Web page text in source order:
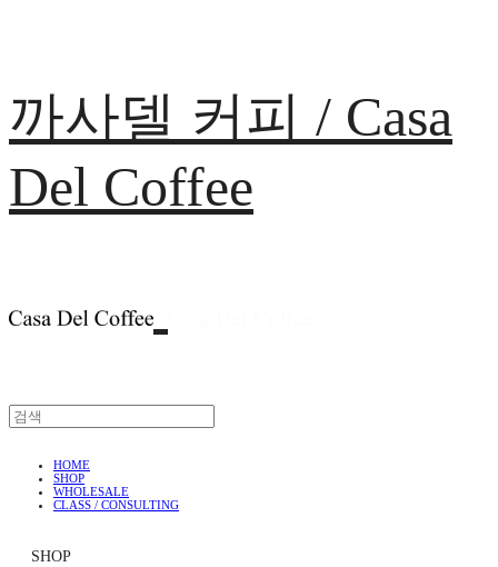
까사델 커피 / Casa
Del Coffee
HOME
SHOP
WHOLESALE
CLASS / CONSULTING
SHOP